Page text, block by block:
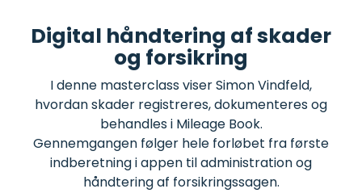
Digital håndtering af skader
og forsikring
I denne masterclass viser Simon Vindfeld,
hvordan skader registreres, dokumenteres og
behandles i Mileage Book.
Gennemgangen følger hele forløbet fra første
indberetning i appen til administration og
håndtering af forsikringssagen.